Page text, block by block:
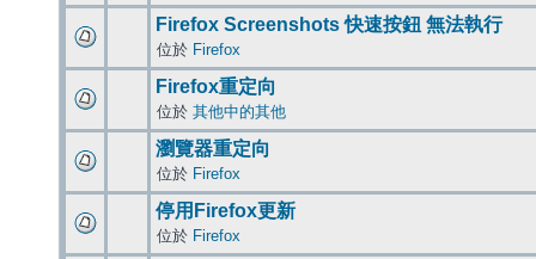
Firefox Screenshots 快速按鈕 無法執行
位於 Firefox
Firefox重定向
位於 其他中的其他
瀏覽器重定向
位於 Firefox
停用Firefox更新
位於 Firefox